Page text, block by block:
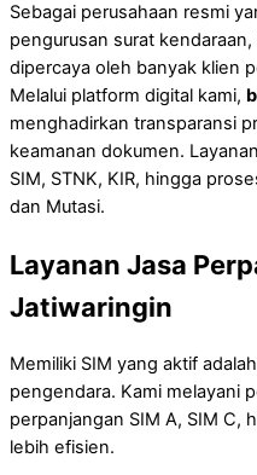
Sebagai perusahaan resmi
pengurusan surat kendaraan,
dipercaya oleh banyak klien
Melalui platform digital kami,
menghadirkan transparansi
keamanan dokumen.
SIM, STNK, KIR, hingga
dan Mutasi.
Layanan Jasa
Jatiwaringin
Memiliki SIM yang aktif
pengendara. Kami melayani
perpanjangan SIM A, SIM C,
lebih efisien.